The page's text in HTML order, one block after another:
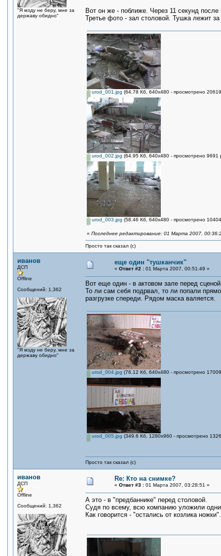
"Я мзду не беру, мне за
державу обидно"
Вот он же - поближе. Через 11 секунд
Третье фото - зал столовой. Тушка лежит за
urod_001.jpg (64.78 Кб, 640x480 - просмотрено
urod_002.jpg (64.95 Кб, 640x480 - просмотрено 9691
urod_003.jpg (58.46 Кб, 640x480 - просмотрено
« Последнее редактирование: 01 Марта 2007,
Просто так сказал (с)
иванов
ДСП
Offline
Сообщений: 1,362
"Я мзду не беру, мне за
державу обидно"
еще один "тушканчик"
« Ответ #2 : 01 Марта 2007, 00:51:49 »
Вот еще один - в актовом зале перед
То ли сам себя подрвал, то ли попали
разгрузке спереди. Рядом маска валяется.
urod_004.jpg (76.12 Кб, 640x480 - просмотрено
urod_005.jpg (349.6 Кб, 1280x960 - просмотрено
Просто так сказал (с)
иванов
ДСП
Offline
Сообщений: 1,362
Re: Кто на снимке?
« Ответ #3 : 01 Марта 2007, 03:28:51 »
А это - в "предбаннике" перед столовой.
Судя по всему, всю компанию уложили
Как говорится - "остались от козлика